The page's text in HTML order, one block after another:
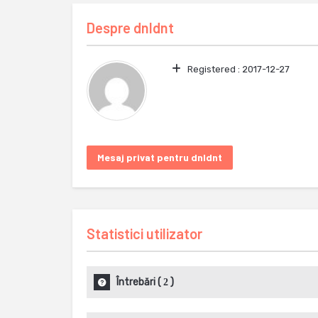
Despre dnldnt
Registered : 2017-12-27
Mesaj privat pentru dnldnt
Statistici utilizator
Întrebări( 2 )